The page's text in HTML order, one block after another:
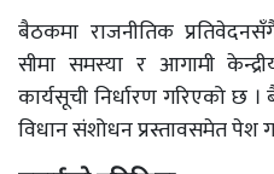
बैठकमा राजनीतिक
सीमा समस्या र आगामी
कार्यसूची निर्धारण गरिएको छ
विधान संशोधन प्रस्तावसमेत पेश